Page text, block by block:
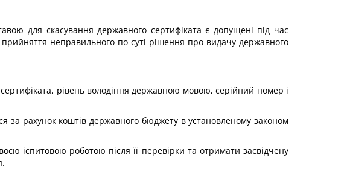
для скасування державного сертифіката є допущені під час
неправильного по суті рішення про видачу державного
рівень володіння державною мовою, серійний номер і
за рахунок коштів державного бюджету в установленому законом
іспитовою роботою після її перевірки та отримати засвідчену